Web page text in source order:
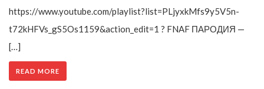
https://www.youtube.com/playlist?list=PLjyxkMfs9y5V5n-
t72kHFVs_gS5Os1159&action_edit=1 ? FNAF ПАРОДИЯ —
[…]
READ MORE